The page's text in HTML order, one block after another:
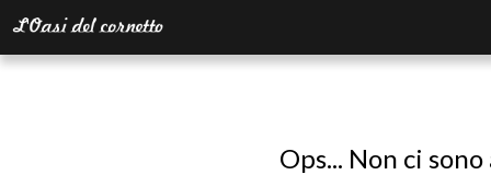
Ops... Non ci